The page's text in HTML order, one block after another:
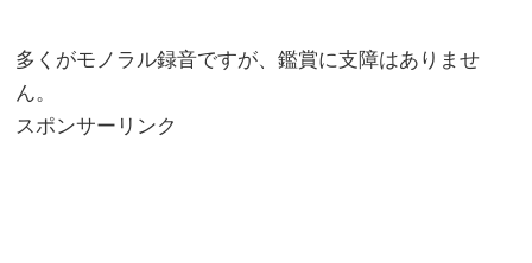
多くがモノラル録音ですが、鑑賞に支障はありませ
ん。
スポンサーリンク